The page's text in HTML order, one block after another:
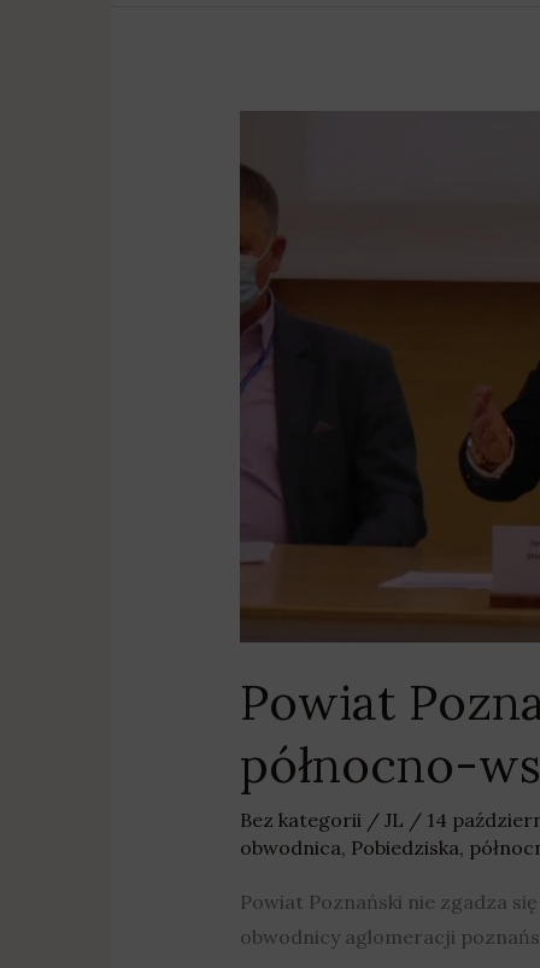
Powiat
północno-
Bez kategorii / JL / 14
obwodnica, Pobiedziska,
Powiat Poznański nie zgadza
obwodnicy aglomeracji
Poznański
składa
sprawie
północno-
wschodniej